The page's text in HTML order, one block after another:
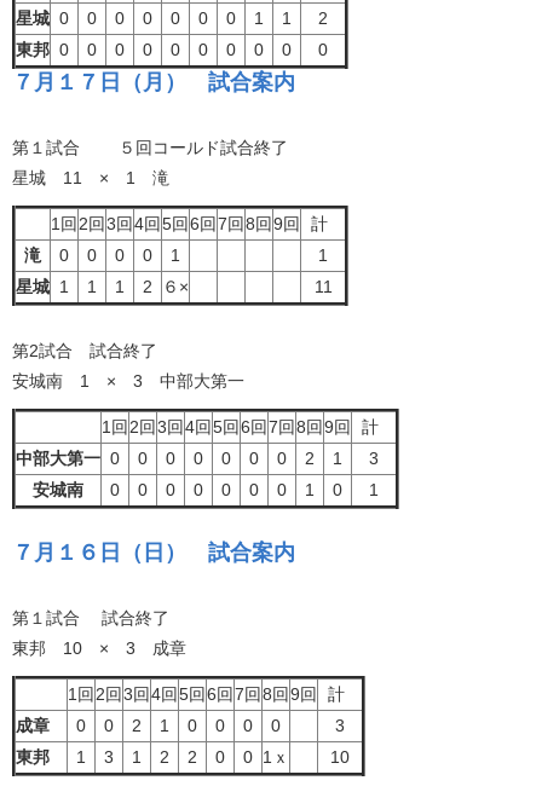
星城 0 0 0 0 0 0 0 1 1
2
東邦 0 0 0 0 0 0 0 0 0 0
７月１７日（月） 試合案内
第１試合 ５回コールド試合終了
星城 11 × 1 滝
1回 2回3回4回5回6回7回8回9回
計
滝
0 0 0 0 1
1
星城 1 1 1 2 ６× 11
第2試合 試合終了
安城南 1 × 3 中部大第一
1回 2回3回4回5回6回7回8回9回
計
中部大第一 0 0 0 0 0 0 0 2 1
3
安城南
0 0 0 0 0 0 0 1 0 1
７月１６日（日） 試合案内
第１試合 試合終了
東邦 10 × 3 成章
1回 2回3回4回5回6回7回8回9回
計
成章
0 0 2 1 0 0 0 0
3
東邦
1 3 1 2 2 0 0 1ｘ 10